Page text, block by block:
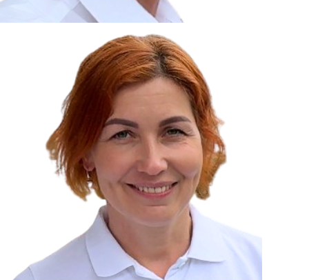
zariadení, pokiaľ sú nevyhnutne nutné pre prevádzku tejto
Cookies, ktoré používame
Technické a nevyhnutné cookies
Analytické a marketingové cookies
Reklamné úložisko
Reklamné používateľské dáta
Personalizácia reklám
Povoliť vybrané
Odmietnuť